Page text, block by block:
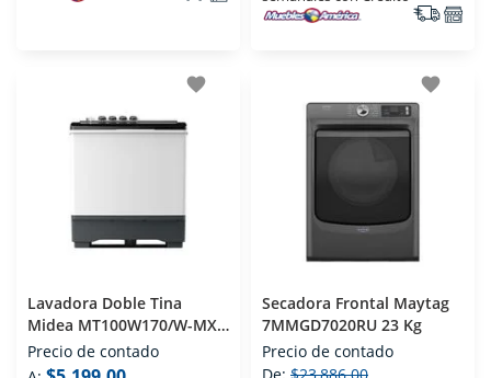
favorite
Lavadora Doble Tina
Midea MT100W170/W-MX
17 Kg
Precio de contado
favorite
Secadora Frontal Maytag
7MMGD7020RU 23 Kg
Precio de contado